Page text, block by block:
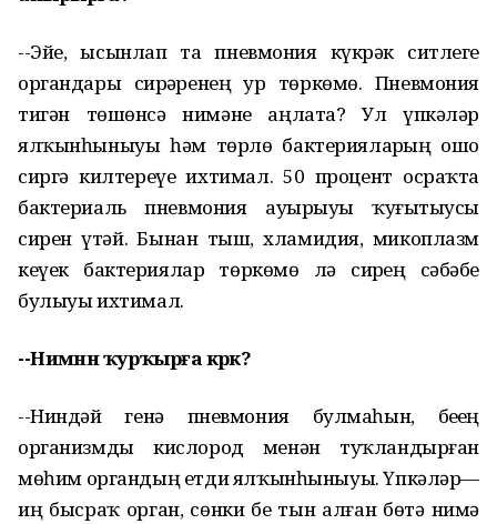
--Эйе, ысынлап та пневмония күкрәк ситлеге
органдары сирҙәренең ҙур төркөмө. Пневмония
тигән төшөнсә нимәне аңлата? Ул үпкәләр
ялҡынһыныуы һәм төрлө бактерияларҙың ошо
сиргә килтереүе ихтимал. 50 процент осраҡта
бактериаль пневмония ауырыуҙы ҡуҙғытыусы
сирен үтәй. Бынан тыш, хламидия, микоплазм
кеүек бактериялар төркөмө лә сирҙең сәбәбе
булыуы ихтимал.
--Нимәнән ҡурҡырға кәрәк?
--Ниндәй генә пневмония булмаһын, беҙҙең
организмды кислород менән туҡландырған
мөһим органдың етди ялҡынһыныуы. Үпкәләр—
иң бысраҡ орган, сөнки беҙ тын алған бөтә нимә